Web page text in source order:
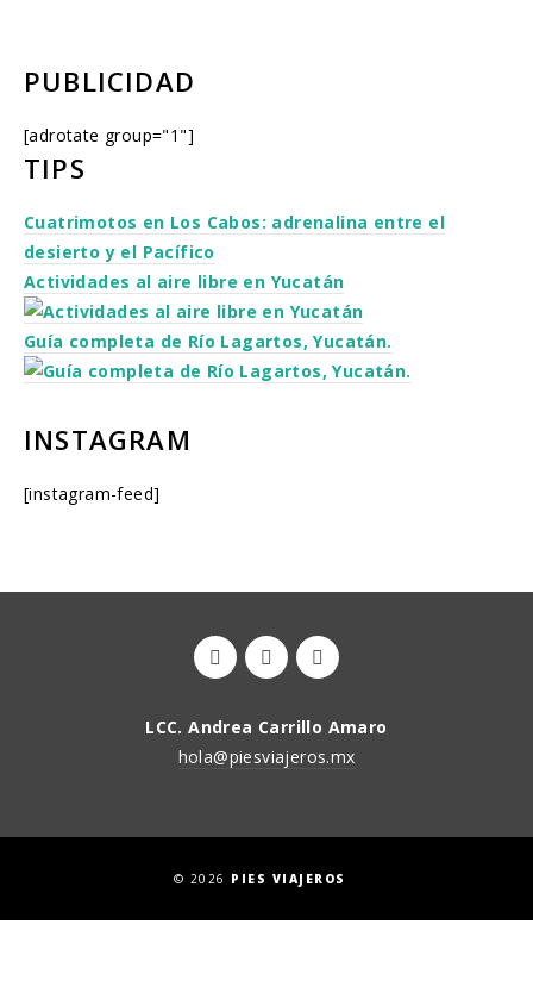
PUBLICIDAD
[adrotate group="1"]
TIPS
Cuatrimotos en Los Cabos: adrenalina entre el
desierto y el Pacífico
Actividades al aire libre en Yucatán
Guía completa de Río Lagartos, Yucatán.
INSTAGRAM
[instagram-feed]
LCC. Andrea Carrillo Amaro
hola@piesviajeros.mx
© 2026 PIES VIAJEROS